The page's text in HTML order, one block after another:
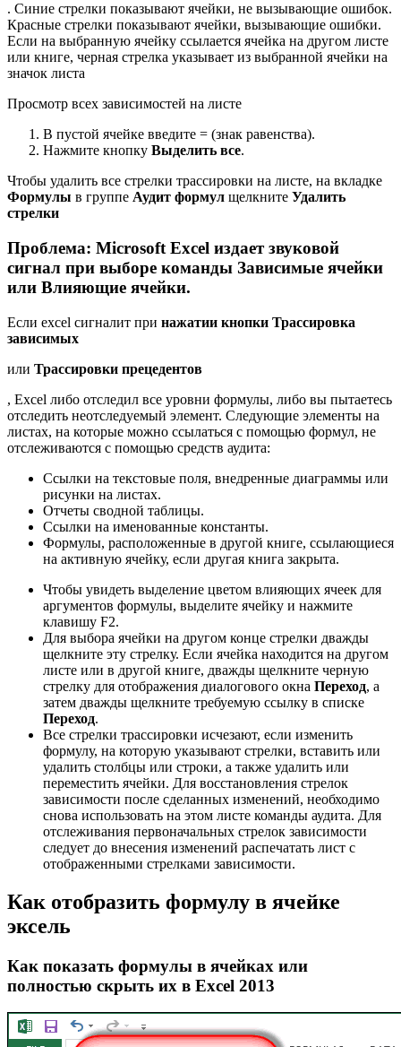
. Синие стрелки показывают ячейки, не вызывающие ошибок.
Красные стрелки показывают ячейки, вызывающие ошибки.
Если на выбранную ячейку ссылается ячейка на другом листе
или книге, черная стрелка указывает из выбранной ячейки на
значок листа
Просмотр всех зависимостей на листе
В пустой ячейке введите = (знак равенства).
Нажмите кнопку Выделить все.
Чтобы удалить все стрелки трассировки на листе, на вкладке
Формулы в группе Аудит формул щелкните Удалить
стрелки
Проблема: Microsoft Excel издает звуковой
сигнал при выборе команды Зависимые ячейки
или Влияющие ячейки.
Если excel сигналит при нажатии кнопки Трассировка
зависимых
или Трассировки прецедентов
, Excel либо отследил все уровни формулы, либо вы пытаетесь
отследить неотследуемый элемент. Следующие элементы на
листах, на которые можно ссылаться с помощью формул, не
отслеживаются с помощью средств аудита:
Ссылки на текстовые поля, внедренные диаграммы или
рисунки на листах.
Отчеты сводной таблицы.
Ссылки на именованные константы.
Формулы, расположенные в другой книге, ссылающиеся
на активную ячейку, если другая книга закрыта.
Чтобы увидеть выделение цветом влияющих ячеек для
аргументов формулы, выделите ячейку и нажмите
клавишу F2.
Для выбора ячейки на другом конце стрелки дважды
щелкните эту стрелку. Если ячейка находится на другом
листе или в другой книге, дважды щелкните черную
стрелку для отображения диалогового окна Переход, а
затем дважды щелкните требуемую ссылку в списке
Переход.
Все стрелки трассировки исчезают, если изменить
формулу, на которую указывают стрелки, вставить или
удалить столбцы или строки, а также удалить или
переместить ячейки. Для восстановления стрелок
зависимости после сделанных изменений, необходимо
снова использовать на этом листе команды аудита. Для
отслеживания первоначальных стрелок зависимости
следует до внесения изменений распечатать лист с
отображенными стрелками зависимости.
Как отобразить формулу в ячейке
эксель
Как показать формулы в ячейках или
полностью скрыть их в Excel 2013